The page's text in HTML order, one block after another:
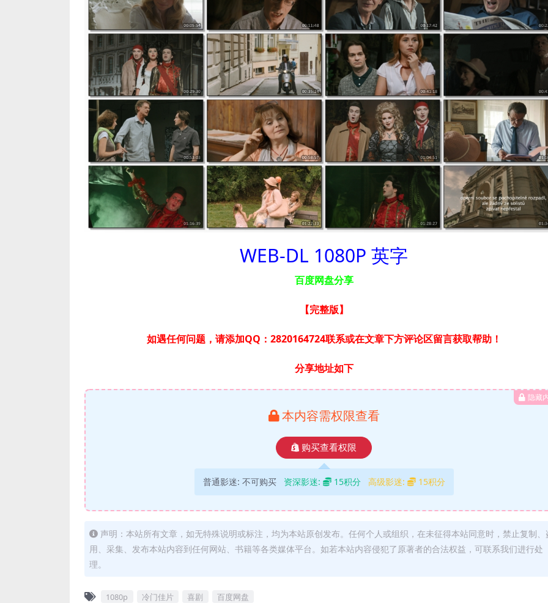
WEB-DL 1080P 英字
百度网盘分享
【完整版】
如遇任何问题，请添加QQ：2820164724联系或在文章下方评论区留言获取帮助！
分享地址如下
隐藏
本内容需权限查看
购买查看权限
普通影迷: 不可购买 资深影迷: 15积分 高级影迷: 15积分
声明：本站所有文章，如无特殊说明或标注，均为本站原创发布。任何个人或组织，在未征得本站同意时，禁止复制、
用、采集、发布本站内容到任何网站、书籍等各类媒体平台。如若本站内容侵犯了原著者的合法权益，可联系我们进行处
理。
1080p 冷门佳片 喜剧 百度网盘